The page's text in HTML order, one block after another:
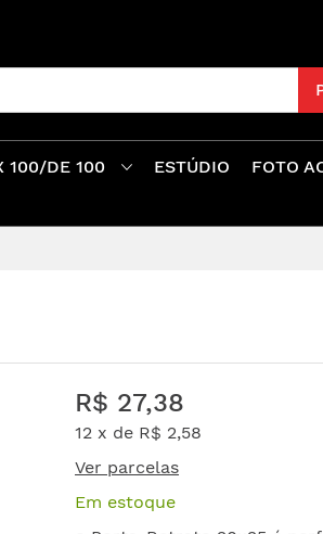
100/DE 100 ESTÚDIO FOTO
R$ 27,38
12 x de R$ 2,58
Ver parcelas
Em estoque